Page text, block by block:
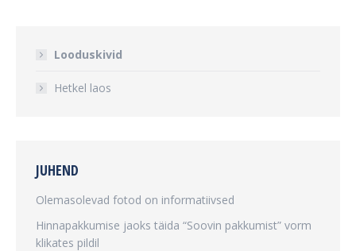
Looduskivid
Hetkel laos
JUHEND
Olemasolevad fotod on informatiivsed
Hinnapakkumise jaoks täida “Soovin pakkumist” vorm
klikates pildil